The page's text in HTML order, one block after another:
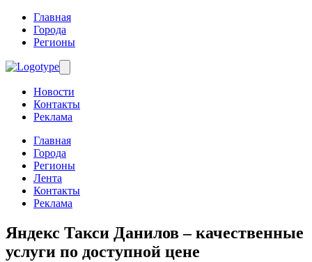
Главная
Города
Регионы
Новости
Контакты
Реклама
Главная
Города
Регионы
Лента
Контакты
Реклама
Яндекс Такси Данилов– качественные
услуги по доступной цене